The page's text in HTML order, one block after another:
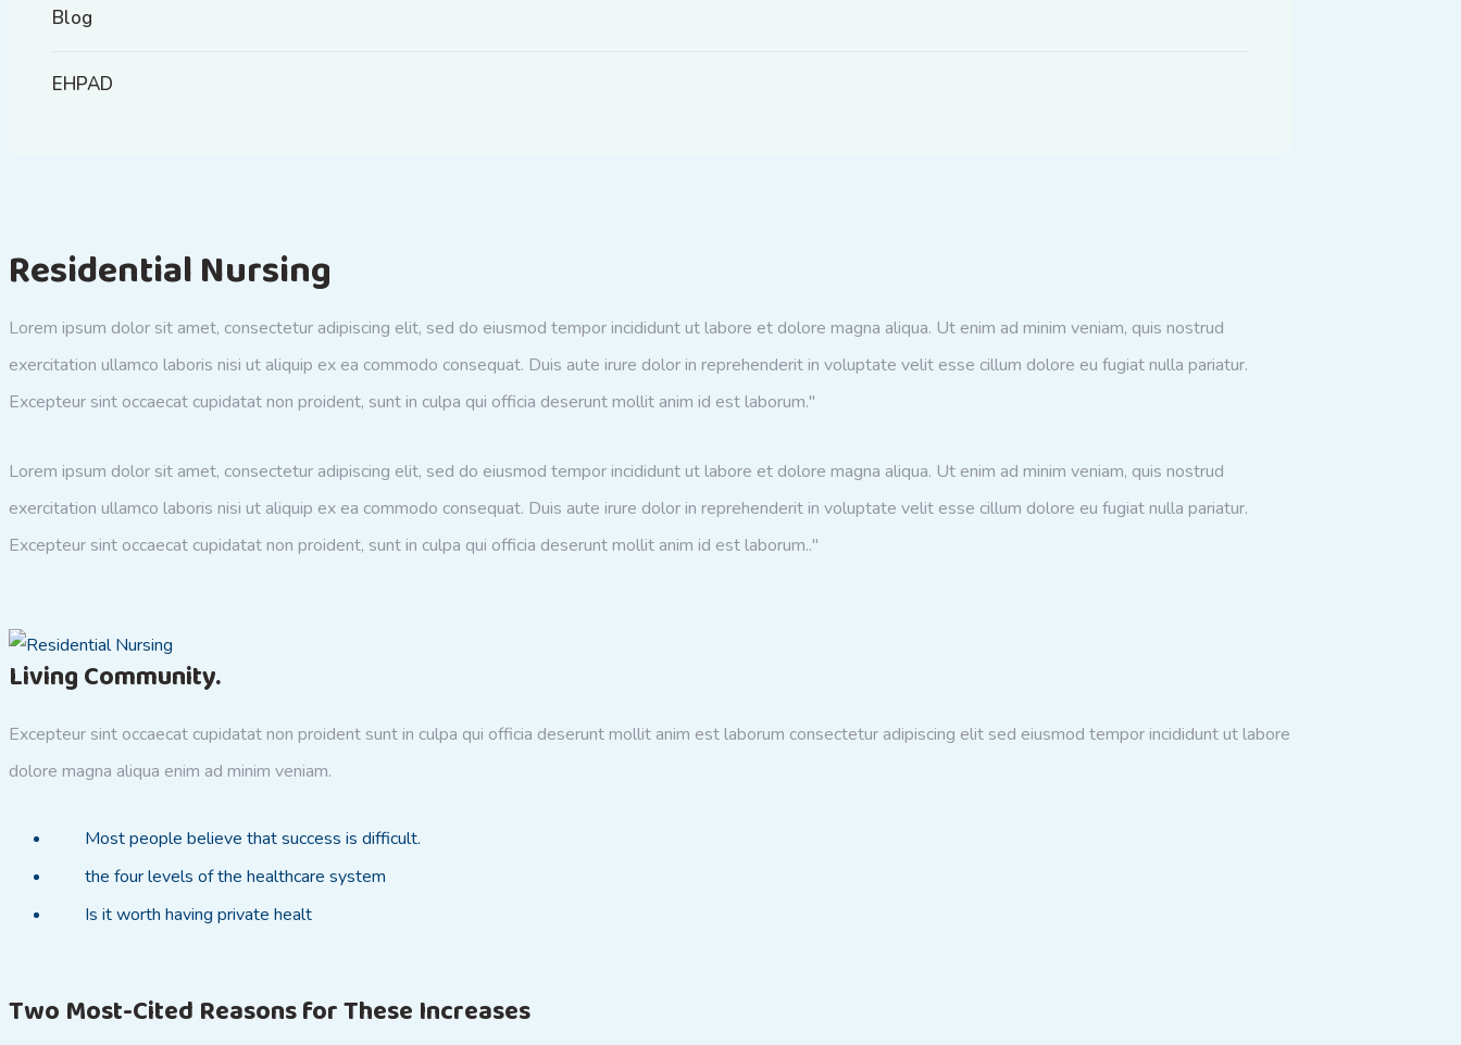
Blog
EHPAD
Residential Nursing
Lorem ipsum dolor sit amet, consectetur adipiscing elit, sed do eiusmod tempor incididunt ut labore et dolore magna aliqua. Ut enim ad minim veniam, quis nostrud
exercitation ullamco laboris nisi ut aliquip ex ea commodo consequat. Duis aute irure dolor in reprehenderit in voluptate velit esse cillum dolore eu fugiat nulla pariatur.
Excepteur sint occaecat cupidatat non proident, sunt in culpa qui officia deserunt mollit anim id est laborum."
Lorem ipsum dolor sit amet, consectetur adipiscing elit, sed do eiusmod tempor incididunt ut labore et dolore magna aliqua. Ut enim ad minim veniam, quis nostrud
exercitation ullamco laboris nisi ut aliquip ex ea commodo consequat. Duis aute irure dolor in reprehenderit in voluptate velit esse cillum dolore eu fugiat nulla pariatur.
Excepteur sint occaecat cupidatat non proident, sunt in culpa qui officia deserunt mollit anim id est laborum.."
Living Community.
Excepteur sint occaecat cupidatat non proident sunt in culpa qui officia deserunt mollit anim est laborum consectetur adipiscing elit sed eiusmod tempor incididunt ut labore
dolore magna aliqua enim ad minim veniam.
Most people believe that success is difficult.
the four levels of the healthcare system
Is it worth having private healt
Two Most-Cited Reasons for These Increases